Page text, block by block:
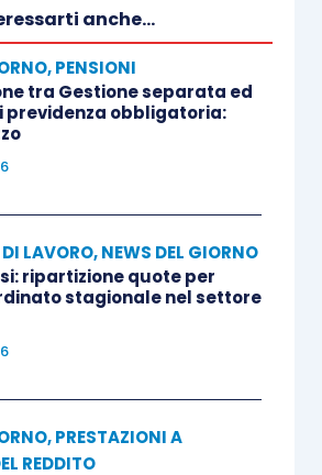
causa di un infortunio o di una
hanno bisogno di
per consentire o agevolare la
posto di lavoro.
e Previdenza – Euroconference
anche...
,PENSIONI
tra Gestione separata ed
previdenza obbligatoria:
LAVORO,NEWS DEL GIORNO
ripartizione quote per
stagionale nel settore
,PRESTAZIONI A
REDDITO